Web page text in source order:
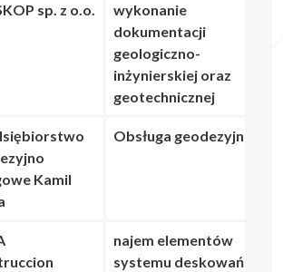
sp. z o.o.
wykonanie
dokumentacji
geologiczno-
inżynierskiej oraz
geotechnicznej
Kamil
Obsługa geodezyjna
najem elementów
systemu deskowań i